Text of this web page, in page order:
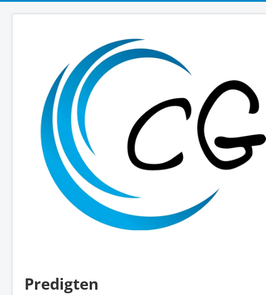
Predigten